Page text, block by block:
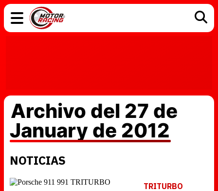
Archivo del 27 de
January de 2012
NOTICIAS
TRITURBO